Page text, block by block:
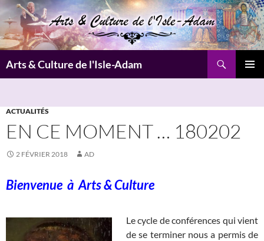
Aller
au
contenu
Arts & Culture de l'Isle-Adam
ACTUALITÉS
EN CE MOMENT … 180202
2 FÉVRIER 2018 AD
Bienvenue àArts & Culture
Le cycle de conférences qui vient
de se terminer nous a permis de